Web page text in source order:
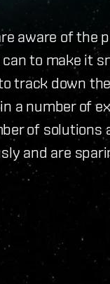
aware of the
to make it
track down
a number of
of solutions
and are